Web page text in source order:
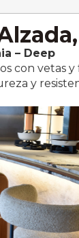
– Deep
con vetas
y